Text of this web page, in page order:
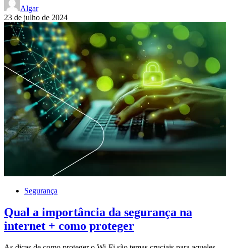
Algar
23 de julho de 2024
Segurança
Qual a importância da segurança na
internet + como proteger